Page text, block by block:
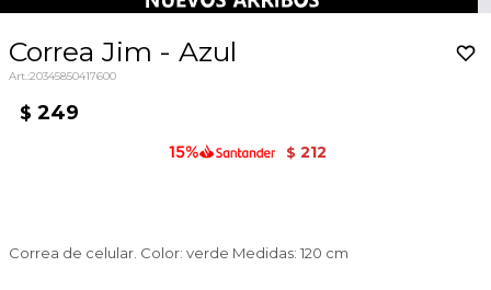
Correa Jim - Azul
20345850417600
$ 249
$ 212
Correa de celular. Color: verde Medidas: 120 cm